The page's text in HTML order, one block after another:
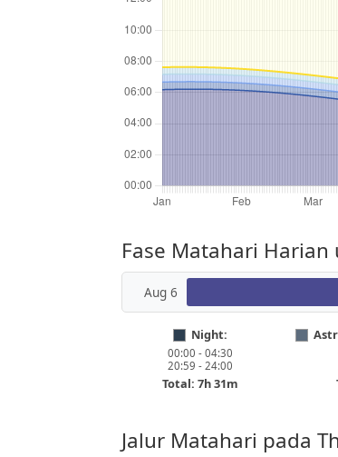
Fase Matahari
Aug 6
Night:
00:00 - 04:30
20:59 - 24:00
Total: 7h 31m
Jalur Matahari pada